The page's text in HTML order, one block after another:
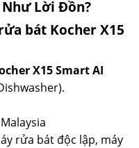
Lời Đồn?
bát Kocher X15
X15 Smart AI
rửa bát độc lập, máy